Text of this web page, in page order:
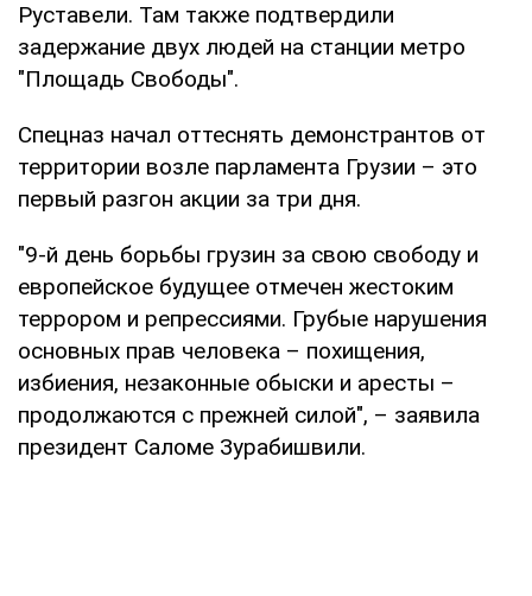
Руставели. Там также подтвердили
задержание двух людей на станции метро
"Площадь Свободы".
Спецназ начал оттеснять демонстрантов от
территории возле парламента Грузии – это
первый разгон акции за три дня.
"9-й день борьбы грузин за свою свободу и
европейское будущее отмечен жестоким
террором и репрессиями. Грубые нарушения
основных прав человека – похищения,
избиения, незаконные обыски и аресты –
продолжаются с прежней силой", – заявила
президент Саломе Зурабишвили.